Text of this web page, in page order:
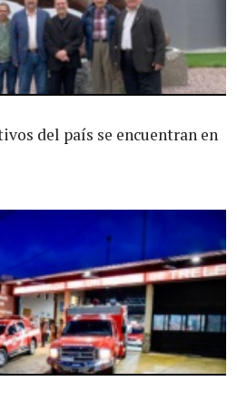
del país se encuentran en